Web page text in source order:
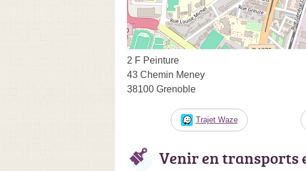
2 F Peinture
43 Chemin Meney
38100 Grenoble
Trajet Waze
Venir en transports